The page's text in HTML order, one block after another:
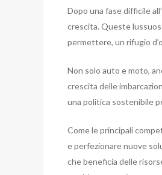
Dopo una fase difficile
crescita. Queste
permettere, un rifugio
Non solo auto e moto,
crescita delle
una politica sostenibile
Come le principali
e perfezionare nuove
che beneficia delle